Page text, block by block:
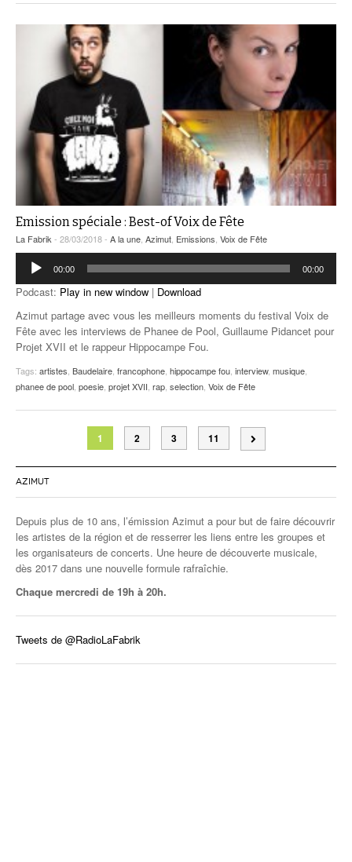
Emission spéciale : Best-of Voix de Fête
La Fabrik - 28/03/2018 - A la une Azimut Emissions Voix de Fête
Lecteur
audio
00:00 00:00
Podcast: Play in new window | Download
Azimut partage avec vous les meilleurs moments du festival Voix de
Fête avec les interviews de Phanee de Pool, Guillaume Pidancet pour
Projet XVII et le rappeur Hippocampe Fou.
Tags: artistes Baudelaire francophone hippocampe fou interview, musique
phanee de pool poesie projet XVII rap selection Voix de Fête
1 2 3 11
AZIMUT
Depuis plus de 10 ans, l’émission Azimut a pour but de faire découvrir
les artistes de la région et de resserrer les liens entre les groupes et
les organisateurs de concerts. Une heure de découverte musicale,
dès 2017 dans une nouvelle formule rafraîchie.
Chaque mercredi de 19h à 20h.
Tweets de @RadioLaFabrik